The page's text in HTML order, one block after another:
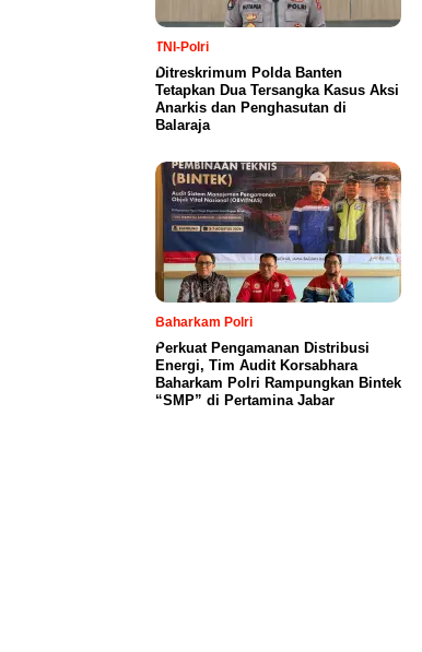
TNI-Polri
Ditreskrimum Polda Banten
Tetapkan Dua Tersangka Kasus Aksi
Anarkis dan Penghasutan di
Balaraja
Baharkam Polri
Perkuat Pengamanan Distribusi
Energi, Tim Audit Korsabhara
Baharkam Polri Rampungkan Bintek
“SMP” di Pertamina Jabar